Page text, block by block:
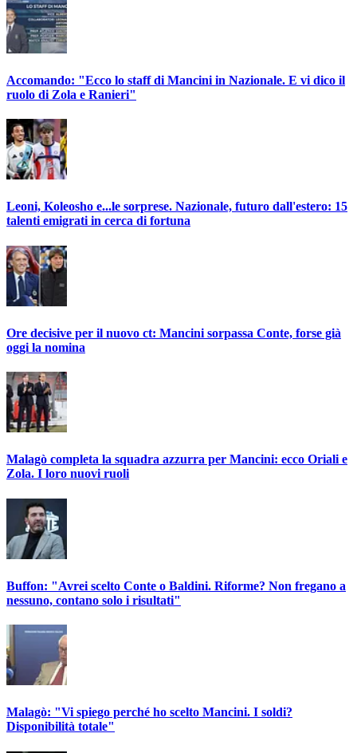
Accomando: "Ecco lo staff di Mancini in Nazionale. E vi dico il
ruolo di Zola e Ranieri"
Leoni, Koleosho e...le sorprese. Nazionale, futuro dall'estero: 15
talenti emigrati in cerca di fortuna
Ore decisive per il nuovo ct: Mancini sorpassa Conte, forse già
oggi la nomina
Malagò completa la squadra azzurra per Mancini: ecco Oriali e
Zola. I loro nuovi ruoli
Buffon: "Avrei scelto Conte o Baldini. Riforme? Non fregano a
nessuno, contano solo i risultati"
Malagò: "Vi spiego perché ho scelto Mancini. I soldi?
Disponibilità totale"